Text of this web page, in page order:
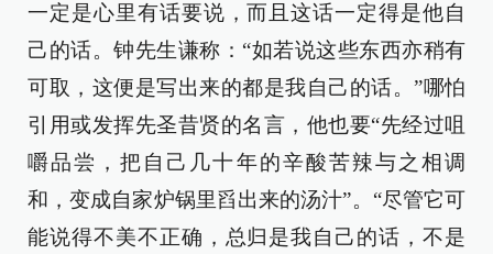
一定是心里有话要说，而且这话一定得是他自
己的话。钟先生谦称：“如若说这些东西亦稍有
可取，这便是写出来的都是我自己的话。”哪怕
引用或发挥先圣昔贤的名言，他也要“先经过咀
嚼品尝，把自己几十年的辛酸苦辣与之相调
和，变成自家炉锅里舀出来的汤汁”。“尽管它可
能说得不美不正确，总归是我自己的话，不是